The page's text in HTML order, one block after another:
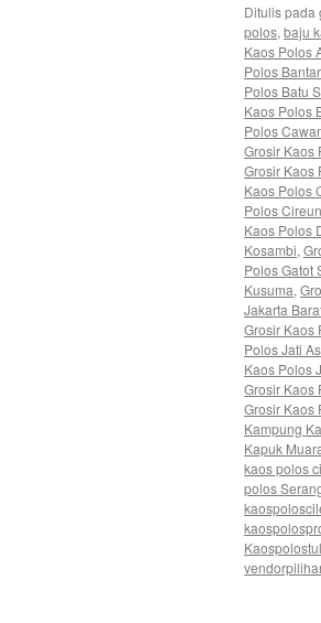
Ditulis pada
polos, baju
Kaos Polos
Polos
Polos Batu
Kaos Polos
Polos
Grosir Kaos
Grosir Kaos
Kaos Polos
Polos
Kaos Polos
Kosambi,
Polos Gatot
Kusuma,
Jakarta
Grosir Kaos
Polos Jati
Kaos Polos
Grosir Kaos
Grosir Kaos
Kampung
Kapuk
kaos polos
polos